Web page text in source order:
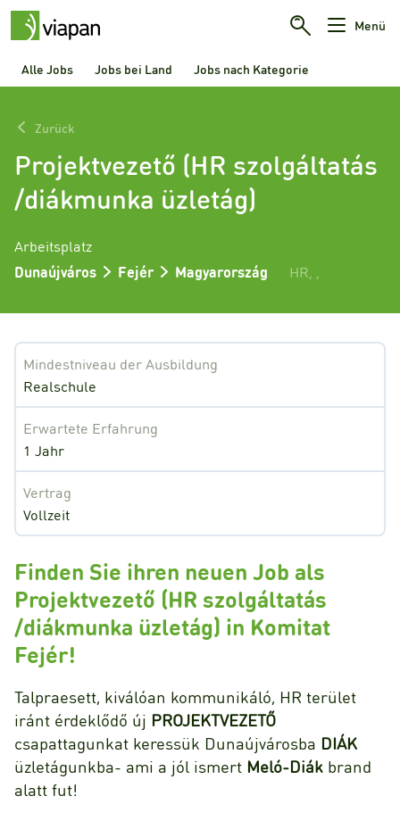
Menü
Alle Jobs Jobs bei Land Jobs nach Kategorie
Zurück
Projektvezető (HR szolgáltatás
/diákmunka üzletág)
Arbeitsplatz
Dunaújváros
Fejér Magyarország HR
Mindestniveau der Ausbildung
Realschule
Erwartete Erfahrung
1 Jahr
Vertrag
Vollzeit
Finden Sie ihren neuen Job als
Projektvezető (HR szolgáltatás
/diákmunka üzletág) in Komitat
Fejér!
Talpraesett, kiválóan kommunikáló, HR terület
iránt érdeklődő új PROJEKTVEZETŐ
csapattagunkat keressük Dunaújvárosba DIÁK
üzletágunkba- ami a jól ismert Meló-Diák brand
alatt fut!